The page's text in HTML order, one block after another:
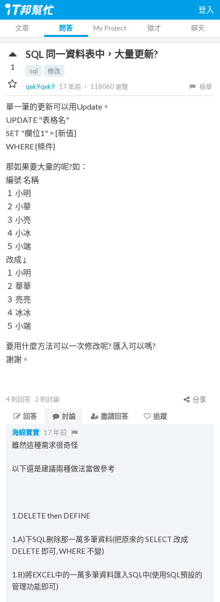
登入
文章 問答 My Project 徵才 聊天
SQL 同一資料表中，大量更新?
sql
修改
qek9qek9
17 年前 ‧ 118060瀏覽 檢舉
1
單一筆的更新可以用Update。
UPDATE "表格名"
SET "欄位1" = [新值]
WHERE {條件}
那如果要大量的呢?如：
編號 名稱
１ 小明
２ 小華
３ 小亮
４ 小冰
５ 小端
改成↓
１ 小明
２ 華華
３ 亮亮
４ 冰冰
５ 小端
要用什麼方法可以一次修改呢? 匯入可以嗎?
謝謝。
4 則回答 2 則討論
分享
回答
討論 邀請回答
追蹤
海綿寶寶 17 年前
雖然這種需求很奇怪
以下還是建議兩種做法當做參考
1.DELETE then DEFINE
1.A)下SQL刪除那一萬多筆資料(把原來的 SELECT 改成
DELETE 即可, WHERE 不變)
1.B)將EXCEL中的一萬多筆資料匯入SQL中(使用SQL預設的
管理功能即可)